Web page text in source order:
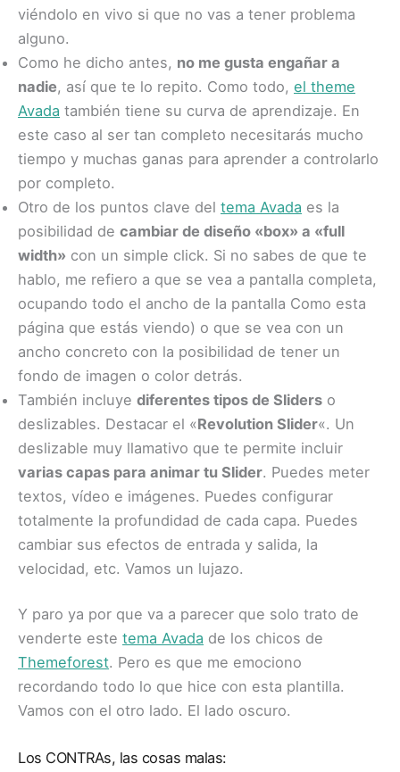
viéndolo en vivo si que no vas a tener problema
alguno.
Como he dicho antes, no me gusta engañar a
nadie, así que te lo repito. Como todo, el theme
Avada también tiene su curva de aprendizaje. En
este caso al ser tan completo necesitarás mucho
tiempo y muchas ganas para aprender a controlarlo
por completo.
Otro de los puntos clave del tema Avada es la
posibilidad de cambiar de diseño «box» a «full
width» con un simple click. Si no sabes de que te
hablo, me refiero a que se vea a pantalla completa,
ocupando todo el ancho de la pantalla Como esta
página que estás viendo) o que se vea con un
ancho concreto con la posibilidad de tener un
fondo de imagen o color detrás.
También incluye diferentes tipos de Sliders o
deslizables. Destacar el «Revolution Slider«. Un
deslizable muy llamativo que te permite incluir
varias capas para animar tu Slider. Puedes meter
textos, vídeo e imágenes. Puedes configurar
totalmente la profundidad de cada capa. Puedes
cambiar sus efectos de entrada y salida, la
velocidad, etc. Vamos un lujazo.
Y paro ya por que va a parecer que solo trato de
venderte este tema Avada de los chicos de
Themeforest. Pero es que me emociono
recordando todo lo que hice con esta plantilla.
Vamos con el otro lado. El lado oscuro.
Los CONTRAs, las cosas malas: